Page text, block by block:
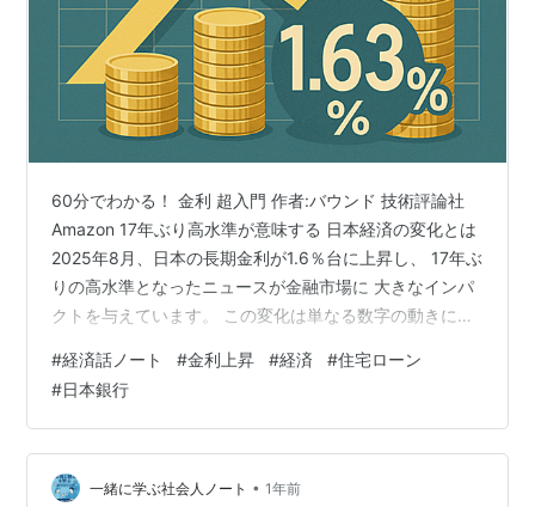
60分でわかる！ 金利 超入門 作者:バウンド 技術評論社
Amazon 17年ぶり高水準が意味する 日本経済の変化とは
2025年8月、日本の長期金利が1.6％台に上昇し、 17年ぶ
りの高水準となったニュースが金融市場に 大きなインパ
クトを与えています。 この変化は単なる数字の動きにと
却し、 新たな局面に入ったことを物語っています。 金利
の変動は抽象的に見えがちですが、 実は私たちの日常生
活や将来設計に 深く関わる重要な指標です。 今回は、こ
の歴史的な金利上昇の 背景から波及効果、そして今後の
展望まで、 包括的に分析していきましょう。 長期…
#経済話ノート #金利上昇 #経済 #住宅ローン
#日本銀行
一緒に学ぶ社会人ノート • 1年前